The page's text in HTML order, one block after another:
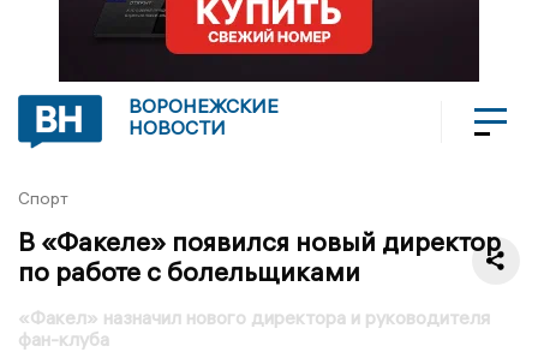
ВОРОНЕЖСКИЕ
НОВОСТИ
Спорт
В «Факеле» появился новый директор
по работе с болельщиками
«Факел» назначил нового директора и руководителя
фан-клуба